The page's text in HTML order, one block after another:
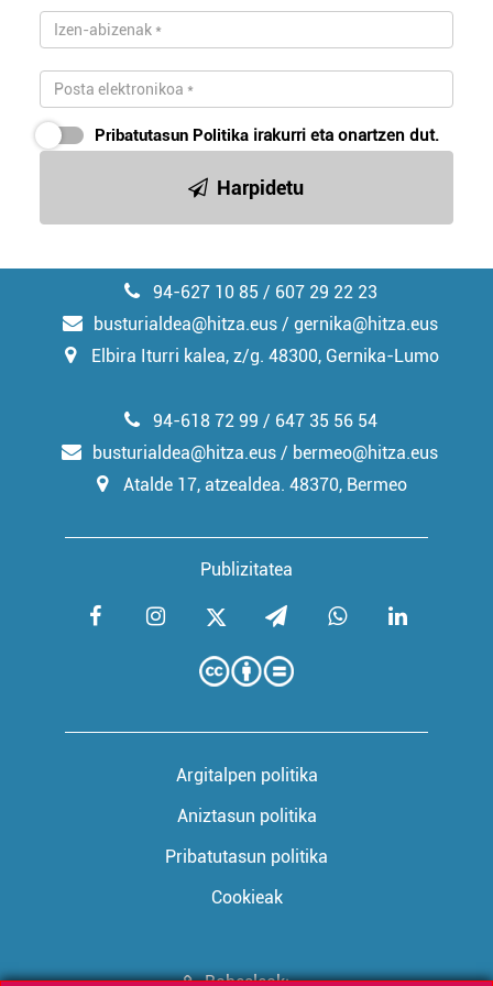
zerbitzuak hobetzeko asmoz, cookie teknologiaz
baliatzen gara. Ohar hau onartuz gero, teknologia hori
irakurri
Pribatutasun Politika irakurri eta onartzen dut.
Harpidetu
94-627 10 85 / 607 29 22 23
busturialdea@hitza.eus / gernika@hitza.eus
Elbira Iturri kalea, z/g. 48300, Gernika-Lumo
Publizitatea
94-618 72 99 / 647 35 56 54
busturialdea@hitza.eus / bermeo@hitza.eus
Atalde 17, atzealdea. 48370, Bermeo
Argitalpen politika
Aniztasun politika
Pribatutasun politika
Cookieak